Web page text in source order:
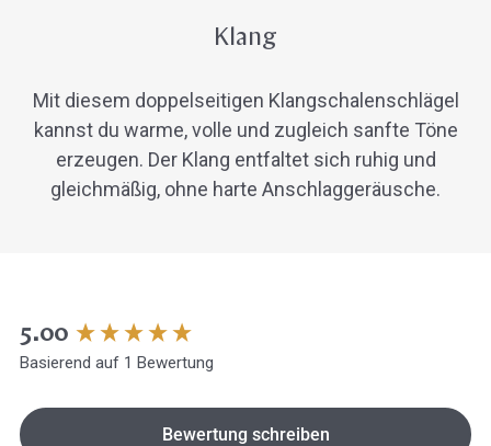
Klang
Mit diesem doppelseitigen Klangschalenschlägel
kannst du warme, volle und zugleich sanfte Töne
erzeugen. Der Klang entfaltet sich ruhig und
gleichmäßig, ohne harte Anschlaggeräusche.
5.00
Basierend auf 1 Bewertung
Bewertung schreiben
New content loaded